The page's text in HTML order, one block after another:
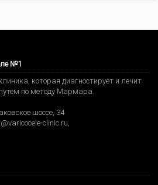
№1
которая диагностирует и лечит
по методу Мармара.
шоссе, 34
clinic.ru